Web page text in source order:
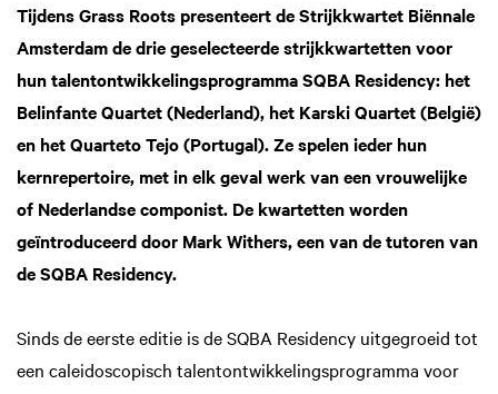
Tijdens Grass Roots presenteert de Strijkkwartet Biënnale
Amsterdam de drie geselecteerde strijkkwartetten voor
hun talentontwikkelingsprogramma SQBA Residency: het
Belinfante Quartet (Nederland), het Karski Quartet (België)
en het Quarteto Tejo (Portugal). Ze spelen ieder hun
kernrepertoire, met in elk geval werk van een vrouwelijke
of Nederlandse componist. De kwartetten worden
geïntroduceerd door Mark Withers, een van de tutoren van
de SQBA Residency.
Sinds de eerste editie is de SQBA Residency uitgegroeid tot
een caleidoscopisch talentontwikkelingsprogramma voor